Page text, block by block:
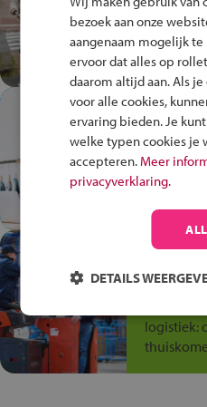
Speel het
en win
In de
plek!
Ontdek
op de
Jouw
logistiek:
bezoek aan onze
aangenaam mogelijk te
ervoor dat alles op
daarom altijd aan. Als
voor alle cookies,
ervaring bieden. Je
welke typen cookies je
accepteren. Meer
privacyverklaring.
DETAILS